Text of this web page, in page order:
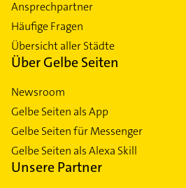
Ansprechpartner
Häufige Fragen
Übersicht aller Städte
Über Gelbe Seiten
Newsroom
Gelbe Seiten als App
Gelbe Seiten für Messenger
Gelbe Seiten als Alexa Skill
Unsere Partner